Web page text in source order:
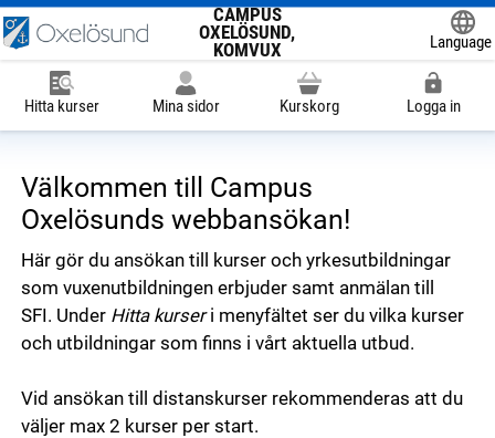
CAMPUS
OXELÖSUND,
KOMVUX
Language
Hitta kurser Mina sidor Kurskorg Logga in
Välkommen till Campus
Oxelösunds webbansökan!
Här gör du ansökan till kurser och yrkesutbildningar
som vuxenutbildningen erbjuder samt anmälan till
SFI. Under Hitta kurseri menyfältet ser du vilka kurser
och utbildningar som finns i vårt aktuella utbud.
Vid ansökan till distanskurser rekommenderas att du
väljer max 2 kurser per start.